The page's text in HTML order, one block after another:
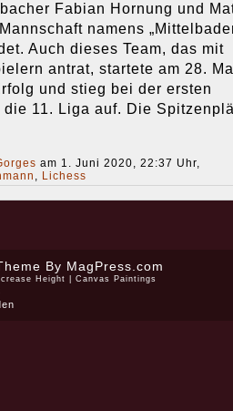
Fabian Hornung und
namens
Auch dieses Team, das mit
antrat, startete am 28.
und stieg bei der ersten
11. Liga auf. Die
am 1. Juni 2020, 22:37 Uhr,
, Lichess
By MagPress.com
Height Canvas Paintings